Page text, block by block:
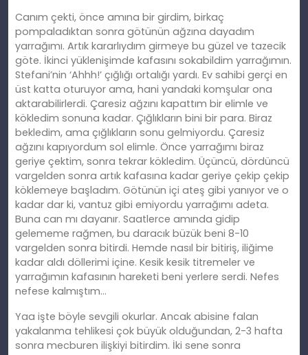
Canım çekti, önce amına bir girdim, birkaç
pompaladıktan sonra götünün ağzına dayadım
yarrağımı. Artık kararlıydım girmeye bu güzel ve tazecik
göte. İkinci yüklenişimde kafasını sokabildim yarrağımın.
Stefani’nin ‘Ahhh!’ çığlığı ortalığı yardı. Ev sahibi gerçi en
üst katta oturuyor ama, hani yandaki komşular ona
aktarabilirlerdi. Çaresiz ağzını kapattım bir elimle ve
kökledim sonuna kadar. Çığlıkların bini bir para. Biraz
bekledim, ama çığlıkların sonu gelmiyordu. Çaresiz
ağzını kapıyordum sol elimle. Önce yarrağımı biraz
geriye çektim, sonra tekrar kökledim. Üçüncü, dördüncü
vargelden sonra artık kafasına kadar geriye çekip çekip
köklemeye başladım. Götünün içi ateş gibi yanıyor ve o
kadar dar ki, vantuz gibi emiyordu yarrağımı adeta.
Buna can mı dayanır. Saatlerce amında gidip
gelememe rağmen, bu daracık büzük beni 8-10
vargelden sonra bitirdi. Hemde nasıl bir bitiriş, iliğime
kadar aldı döllerimi içine. Kesik kesik titremeler ve
yarrağımın kafasının hareketi beni yerlere serdi. Nefes
nefese kalmıştım…
Yaa işte böyle sevgili okurlar. Ancak abisine falan
yakalanma tehlikesi çok büyük olduğundan, 2-3 hafta
sonra mecburen ilişkiyi bitirdim. İki sene sonra